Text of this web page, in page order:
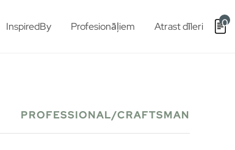
InspiredBy Profesionāļiem Atrast dīleri 0
PROFESSIONAL/CRAFTSMAN